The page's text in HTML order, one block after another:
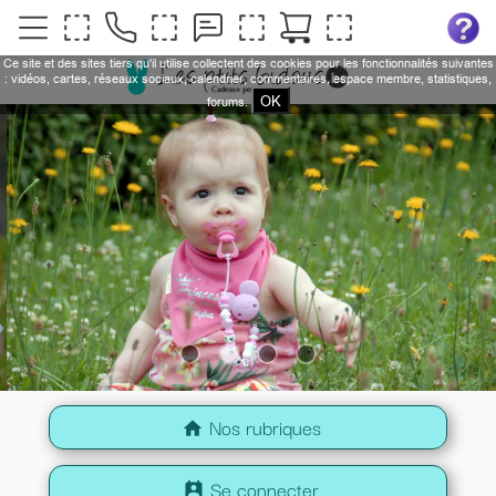
home Nos rubriques
perm_contact_calendar Se connecter
Ce site et des sites tiers qu'il utilise collectent des cookies pour les fonctionnalités suivantes
: vidéos, cartes, réseaux sociaux, calendrier, commentaires, espace membre, statistiques,
forums.
OK